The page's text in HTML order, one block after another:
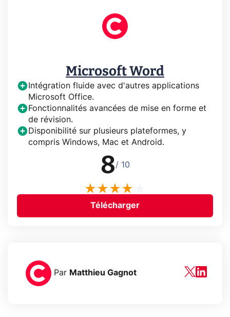
Microsoft Word
Intégration fluide avec d'autres applications
Microsoft Office.
Fonctionnalités avancées de mise en forme et
de révision.
Disponibilité sur plusieurs plateformes, y
compris Windows, Mac et Android.
8/ 10
Télécharger
Par Matthieu Gagnot